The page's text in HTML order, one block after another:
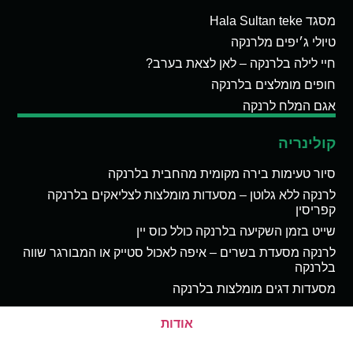
מסגד Hala Sultan teke
טיולי ג׳יפים מלרנקה
חיי לילה בלרנקה – לאן לצאת בערב?
חופים מומלצים בלרנקה
אגם המלח לרנקה
קולינריה
סיור טעימות בירה מקומית מהחבית בלרנקה
לרנקה ללא גלוטן – מסעדות מומלצות לצליאקים בלרנקה
קפריסין
שייט בזמן השקיעה בלרנקה כולל כוס יין
לרנקה מסעדת בשרים – איפה לאכול סטייק או המבורגר שווה
בלרנקה
מסעדות דגים מומלצות בלרנקה
אודות